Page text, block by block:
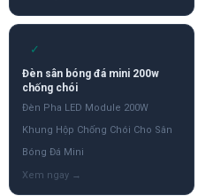
✓
Đèn sân bóng đá mini 200w
chống chói
Đèn Pha LED Module 200W
Khung Hộp Chống Chói Cho Sân
Bóng Đá Mini